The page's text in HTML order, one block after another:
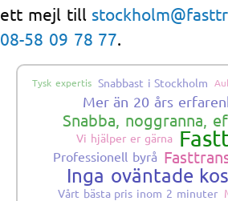
ett mejl till
08-58 09 78 77.
Tysk expertis Snabbast i Stockholm
Mer än 20 års
Snabba, noggranna,
Vi hjälper er gärna
Professionell byrå
Inga oväntade
Vårt bästa pris inom 2 minuter